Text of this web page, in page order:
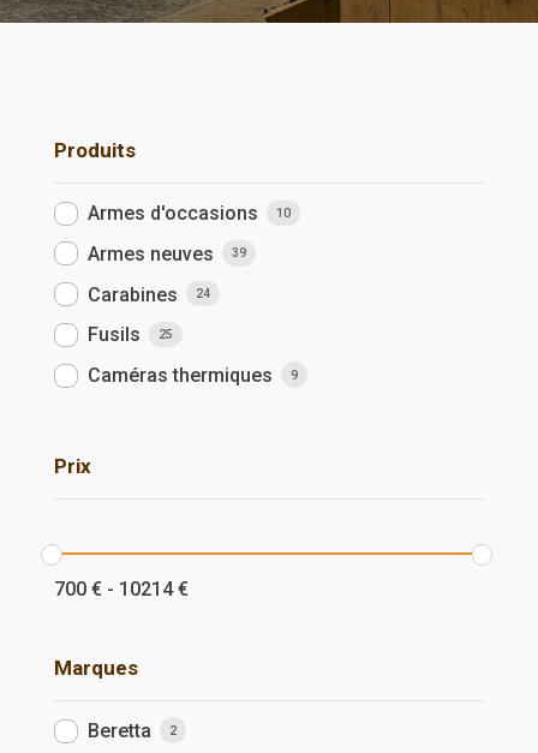
Produits
Armes d'occasions 10
Armes neuves 39
Carabines 24
Fusils 25
Caméras thermiques 9
Prix
700 €- 10214 €
Marques
Beretta 2